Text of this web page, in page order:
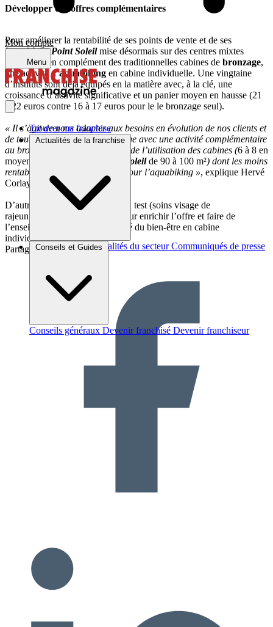
Mon compte
Menu
Trouver ma franchise
Actualités de la franchise
Brèves et actus Actualités du secteur Communiqués de presse
Conseils et Guides
Conseils généraux Devenir franchisé Devenir franchiseur
Développer des offres complémentaires
Pour améliorer la rentabilité de ses points de vente et de ses
franchisés,Point Soleilmise désormais sur des centres mixtes
proposant, en complément des traditionnelles cabines de bronzage,
une activité d’aquabiking en cabine individuelle. Une vingtaine
d’instituts sont déjà équipés en la matière avec, à la clé, une
croissance d’activité significative et un panier moyen en hausse (21
à 22 euros contre 16 à 17 euros pour le le bronzage seul).
« Il s’agit de nous adapter aux besoins en évolution de nos clients et
de toucher une clientèle plus large avec une activité complémentaire
au bronzage et une optimisation de l’utilisation des cabines (6 à 8 en
moyenne dans un centre
Point Soleilde 90 à 100 m²) dont les moins
rentables peuvent être utilisées pour l’aquabiking », explique Hervé
Corlay.
D’autres pistes sont mûries ou en test (soins visage de
rajeunissement, relaxation…) pour enrichir l’offre et faire de
l’enseigne le leader sur le marché du bien-être en cabine
individuelle.
Partager sur :